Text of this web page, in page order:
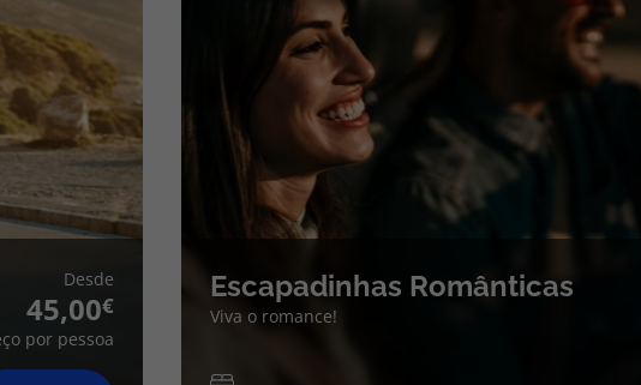
Desde
45,00
por pessoa
Escapadinhas Românticas
Viva o romance!